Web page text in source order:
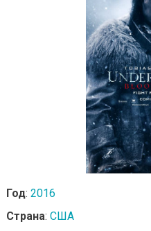
Год: 2016
Страна: США